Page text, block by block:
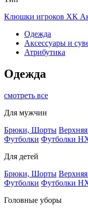
Клюшки игроков ХК
Одежда
Аксессуары и
Атрибутика
Одежда
смотреть все
Для мужчин
Брюки, Шорты
Футболки Футболки
Для детей
Брюки, Шорты
Футболки Футболки
Головные уборы